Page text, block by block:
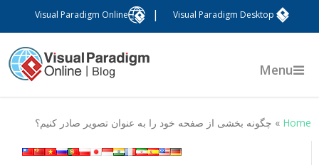
Visual Paradigm Desktop
Visual Paradigm Online
Menu
Home
» چگونه بخشی از صفحه خود را به عنوان تصویر صادر کنیم؟